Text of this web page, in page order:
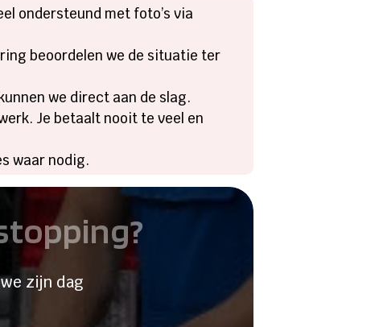
ondersteund met foto’s via
beoordelen we de situatie ter
we direct aan de slag.
Je betaalt nooit te veel en
waar nodig.
zijn dag